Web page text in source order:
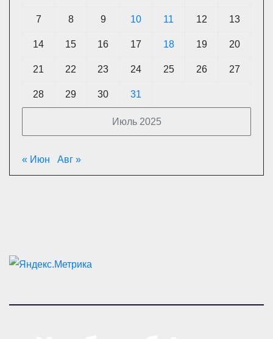
Июль 2025
7 8 9 10 11 12 13
14 15 16 17 18 19 20
21 22 23 24 25 26 27
28 29 30 31
« Июн Авг »